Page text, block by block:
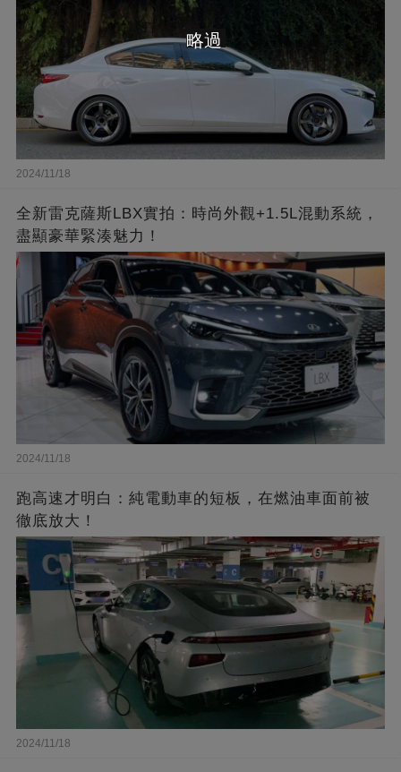
2024/11/18
全新雷克薩斯LBX實拍：時尚外觀+1.5L混動系統，
盡顯豪華緊湊魅力！
2024/11/18
跑高速才明白：純電動車的短板，在燃油車面前被
徹底放大！
2024/11/18
略過